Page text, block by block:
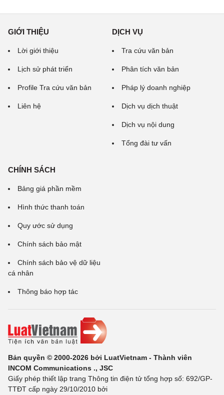
GIỚI THIỆU
Lời giới thiệu
Lịch sử phát triển
Profile Tra cứu văn bản
Liên hệ
DỊCH VỤ
Tra cứu văn bản
Phân tích văn bản
Pháp lý doanh nghiệp
Dịch vụ dịch thuật
Dịch vụ nội dung
Tổng đài tư vấn
CHÍNH SÁCH
Bảng giá phần mềm
Hình thức thanh toán
Quy ước sử dụng
Chính sách bảo mật
Chính sách bảo vệ dữ liệu
cá nhân
Thông báo hợp tác
Bản quyền © 2000-2026 bởi LuatVietnam - Thành viên
INCOM Communications ., JSC
Giấy phép thiết lập trang Thông tin điện tử tổng hợp số: 692/GP-
TTĐT cấp ngày 29/10/2010 bởi